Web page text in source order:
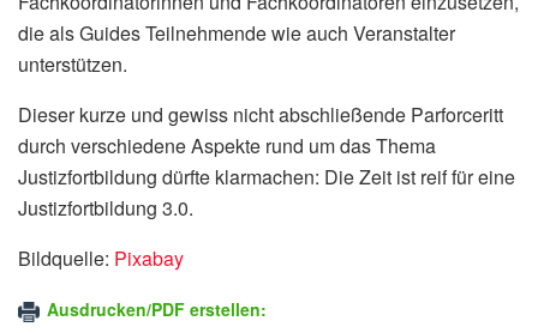
die als Guides Teilnehmende wie auch Veranstalter
unterstützen.
Dieser kurze und gewiss nicht abschließende Parforceritt
durch verschiedene Aspekte rund um das Thema
Justizfortbildung dürfte klarmachen: Die Zeit ist reif für eine
Justizfortbildung 3.0.
Bildquelle: Pixabay
Ausdrucken/PDF erstellen: